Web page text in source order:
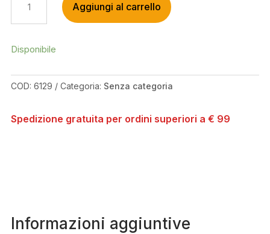
MOVIMENTO
CENTRALE
DUB
CERAMICO)
QUANTITÀ
Aggiungi al carrello
Disponibile
COD: 6129 Categoria: Senza categoria
Spedizione gratuita per ordini superiori a € 99
Informazioni aggiuntive